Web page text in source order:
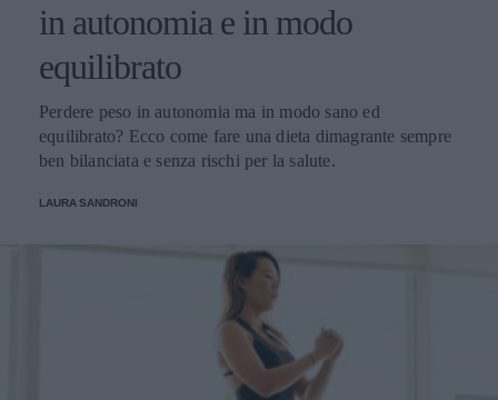
in autonomia e in modo
equilibrato
Perdere peso in autonomia ma in modo sano ed
equilibrato? Ecco come fare una dieta dimagrante sempre
ben bilanciata e senza rischi per la salute.
LAURA SANDRONI